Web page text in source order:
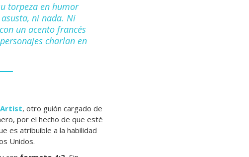
torpeza en humor
ni nada. Ni
un acento francés
charlan en
Artist, otro guión cargado de
por el hecho de que esté
es atribuible a la habilidad
Unidos.